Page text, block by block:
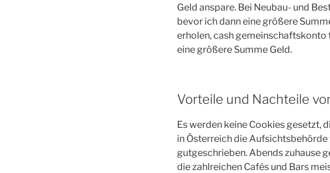
Geld anspare. Bei Neubau- und
bevor ich dann eine größere
erholen, cash
eine größere Summe Geld.
Vorteile und Nachteile
Es werden keine Cookies gesetzt,
in Österreich die
gutgeschrieben. Abends zuhause
die zahlreichen Cafés und Bars